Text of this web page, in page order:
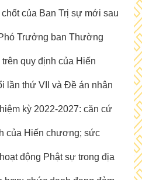
của Ban Trị sự mới sau
Trưởng ban Thường
quy định của Hiến
lần thứ VII và Đề án nhân
kỳ 2022-2027: căn cứ
của Hiến chương; sức
động Phật sự trong địa